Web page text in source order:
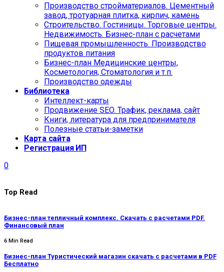
Производство стройматериалов. Цементный
завод, тротуарная плитка, кирпич, камень
Строительство. Гостиницы. Торговые центры.
Недвижимость. Бизнес-план с расчетами
Пищевая промышленность. Производство
продуктов питания
Бизнес-план Медицинские центры,
Косметология, Стоматология и т.п.
Производство одежды
Библиотека
Интеллект-карты
Продвижение SEO. Трафик, реклама, сайт
Книги, литература для предпринимателя
Полезные статьи-заметки
Карта сайта
Регистрация ИП
0
Top Read
Бизнес-план тепличный комплекс. Скачать с расчетами PDF.
Финансовый план
6 Min Read
Бизнес-план Туристический магазин скачать с расчетами в PDF
Бесплатно